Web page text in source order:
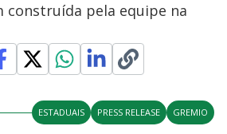
construída pela equipe na
ESTADUAIS PRESS RELEASE GREMIO